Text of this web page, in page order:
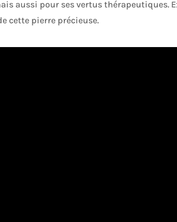
aussi pour ses vertus thérapeutiques.
cette pierre précieuse.